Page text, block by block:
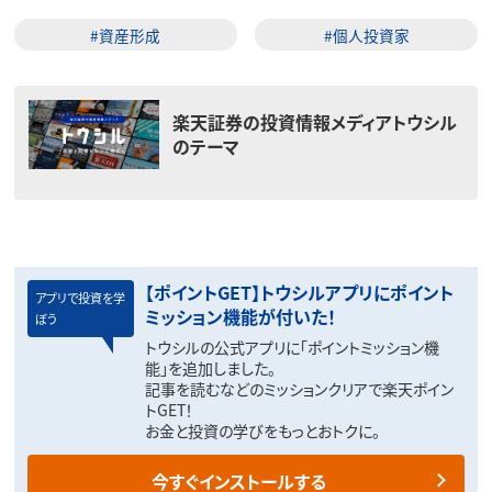
#資産形成 #個人投資家
楽天証券の投資情報メディアトウシル
のテーマ
アプリで投資を学
ぼう
【ポイントGET】トウシルアプリにポイント
ミッション機能が付いた！
トウシルの公式アプリに「ポイントミッション機
能」を追加しました。
記事を読むなどのミッションクリアで楽天ポイン
トGET！
お金と投資の学びをもっとおトクに。
今すぐインストールする